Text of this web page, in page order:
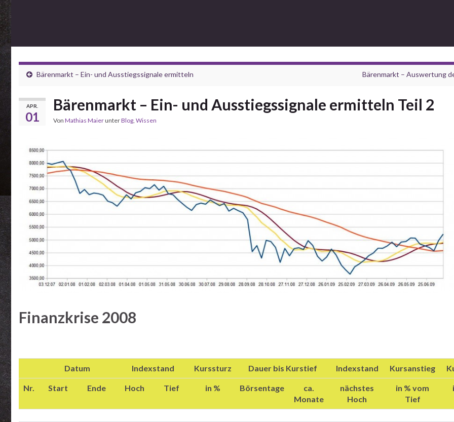
Bärenmarkt – Ein- und Ausstiegssignale ermitteln Bärenmarkt – Auswertung
APR.
01
Bärenmarkt – Ein- und Ausstiegssignale ermitteln Teil 2
Von Mathias MaierunterBlog, Wissen
Finanzkrise 2008
Datum Indexstand Kurssturz Dauer bis Kurstief Indexstand Kursanstieg
Nr. Start Ende Hoch Tief in % Börsentage
ca.
Monate
nächstes
Hoch
in % vom
Tief